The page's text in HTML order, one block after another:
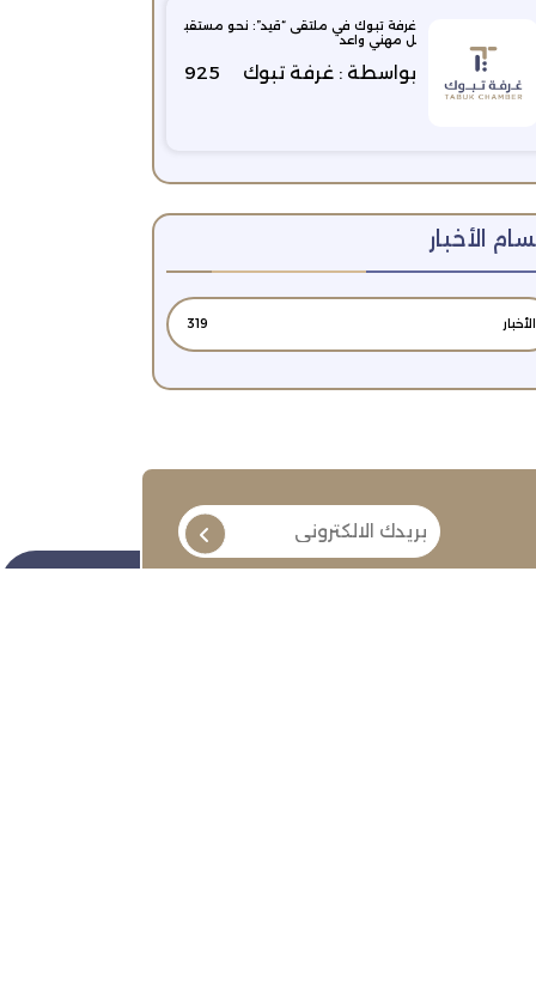
غرفة تبوك في ملتقى “قيد”: نحو مستقب
ل مهني واعد
بواسطة : غرفة تبوك 925
الأخبار
الأخبار 319